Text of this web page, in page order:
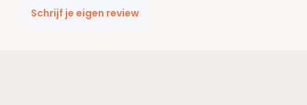
Schrijf je eigen review